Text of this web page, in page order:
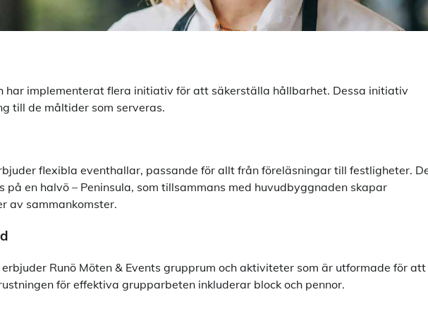
har implementerat flera initiativ för att säkerställa hållbarhet. Dessa initiativ
till de måltider som serveras.
flexibla eventhallar, passande för allt från föreläsningar till festligheter.
på en halvö – Peninsula, som tillsammans med huvudbyggnaden skapar
av sammankomster.
Runö Möten & Events grupprum och aktiviteter som är utformade för att
för effektiva grupparbeten inkluderar block och pennor.